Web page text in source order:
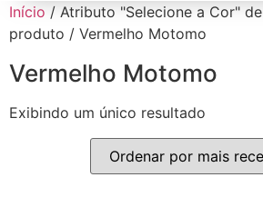
Início / Atributo "Selecione a Cor" de
produto / Vermelho Motomo
Vermelho Motomo
Exibindo um único resultado